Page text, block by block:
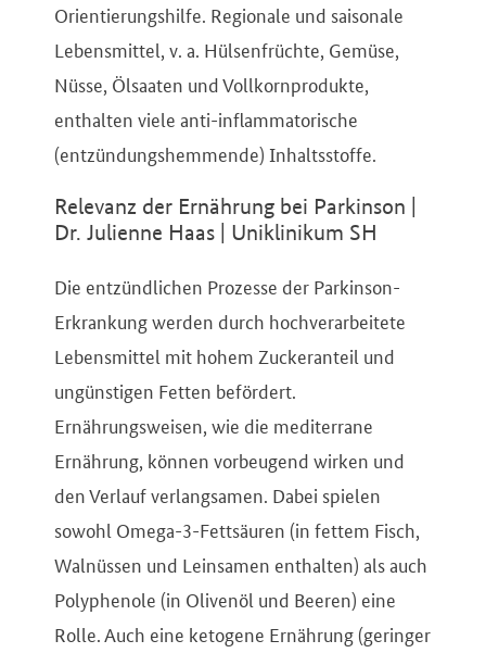
Orientierungshilfe. Regionale und saisonale
Lebensmittel, v. a. Hülsenfrüchte, Gemüse,
Nüsse, Ölsaaten und Vollkornprodukte,
enthalten viele anti-inflammatorische
(entzündungshemmende) Inhaltsstoffe.
Relevanz der Ernährung bei Parkinson |
Dr. Julienne Haas | Uniklinikum SH
Die entzündlichen Prozesse der Parkinson-
Erkrankung werden durch hochverarbeitete
Lebensmittel mit hohem Zuckeranteil und
ungünstigen Fetten befördert.
Ernährungsweisen, wie die mediterrane
Ernährung, können vorbeugend wirken und
den Verlauf verlangsamen. Dabei spielen
sowohl Omega-3-Fettsäuren (in fettem Fisch,
Walnüssen und Leinsamen enthalten) als auch
Polyphenole (in Olivenöl und Beeren) eine
Rolle. Auch eine ketogene Ernährung (geringer